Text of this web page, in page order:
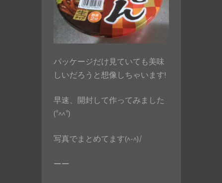
パッケージだけ見ていても美味
しいだろうと想像しちゃいます!
早速、開封して作ってみました
(*^^*)
写真でまとめてます(^-^)/
ーー